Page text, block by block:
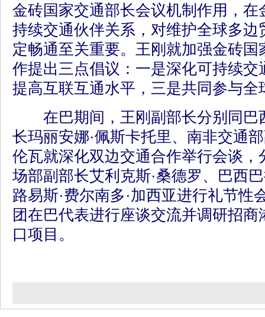
金砖国家交通部长会议机制作用，在
持续交通伙伴关系，对维护全球多边
定畅通至关重要。王刚就加强金砖
作提出三点倡议：一是深化可持续交
提高互联互通水平，三是共同参与全
在巴期间，王刚副部长分别同巴
长玛丽安娜·佩斯卡托里、南非交通
伦瓦就深化双边交通合作举行会谈，
场部副部长艾利克斯·桑德罗、巴西
路易斯·费尔南多·加西亚进行礼节性
团在巴代表进行座谈交流并调研招
口项目。